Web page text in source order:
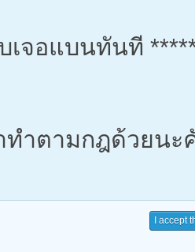
เจอแบนทันที
ำตามกฎด้วยนะ